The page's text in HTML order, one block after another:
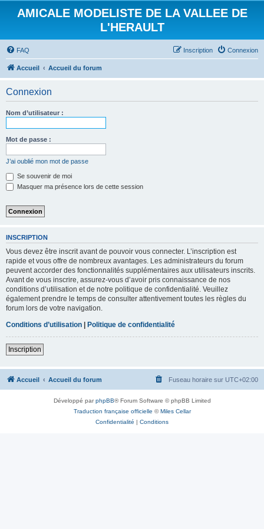
AMICALE MODELISTE DE LA VALLEE DE
L'HERAULT
FAQ Connexion
Inscription
Accueil Accueil du forum
Connexion
Nom d’utilisateur :
Mot de passe :
J’ai oublié mon mot de passe
Se souvenir de moi
Masquer ma présence lors de cette session
INSCRIPTION
Vous devez être inscrit avant de pouvoir vous connecter. L’inscription est
rapide et vous offre de nombreux avantages. Les administrateurs du forum
peuvent accorder des fonctionnalités supplémentaires aux utilisateurs inscrits.
Avant de vous inscrire, assurez-vous d’avoir pris connaissance de nos
conditions d’utilisation et de notre politique de confidentialité. Veuillez
également prendre le temps de consulter attentivement toutes les règles du
forum lors de votre navigation.
Conditions d’utilisation | Politique de confidentialité
Inscription
Accueil Accueil du forum Fuseau horaire sur UTC+02:00
Développé parphpBB® Forum Software © phpBB Limited
Traduction française officielle ©Miles Cellar
Confidentialité | Conditions